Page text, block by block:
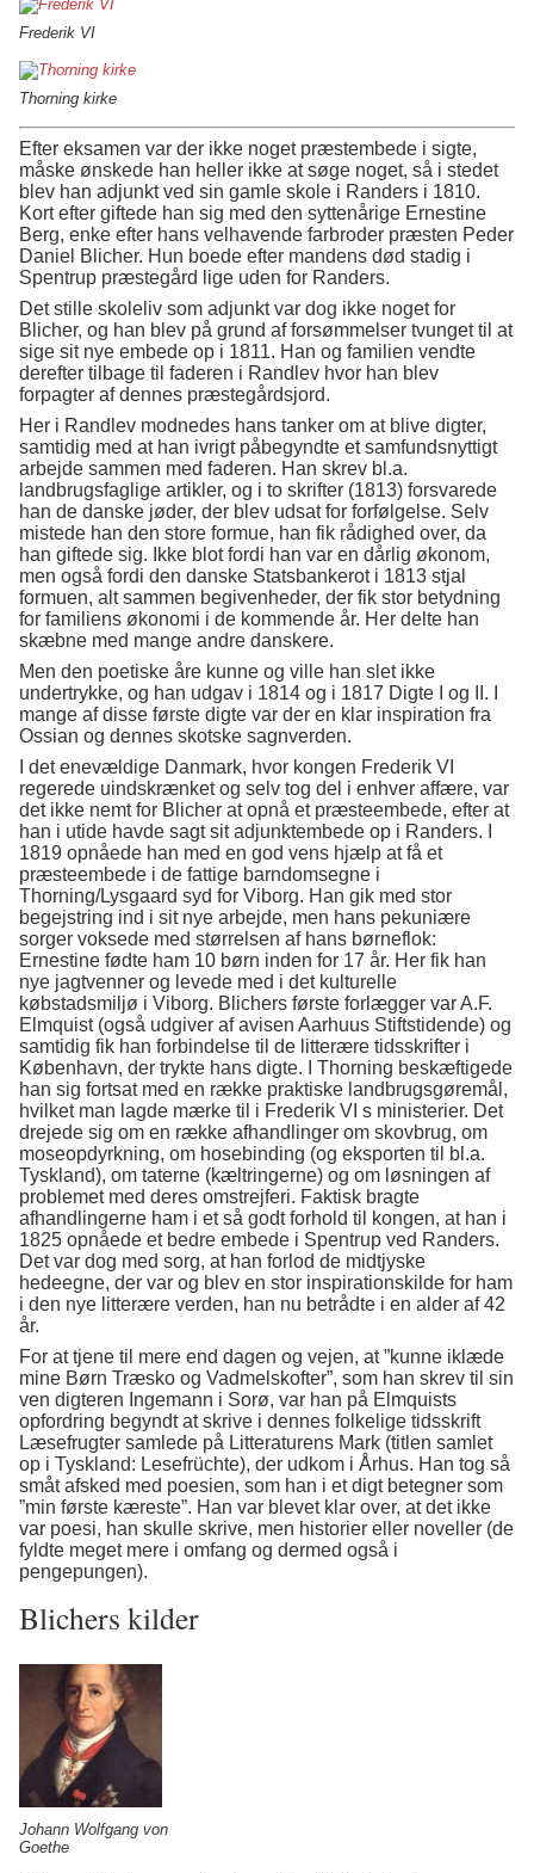
Frederik VI
Thorning kirke
Efter eksamen var der ikke noget præstembede i sigte,
måske ønskede han heller ikke at søge noget, så i stedet
blev han adjunkt ved sin gamle skole i Randers i 1810.
Kort efter giftede han sig med den syttenårige Ernestine
Berg, enke efter hans velhavende farbroder præsten Peder
Daniel Blicher. Hun boede efter mandens død stadig i
Spentrup præstegård lige uden for Randers.
Det stille skoleliv som adjunkt var dog ikke noget for
Blicher, og han blev på grund af forsømmelser tvunget til at
sige sit nye embede op i 1811. Han og familien vendte
derefter tilbage til faderen i Randlev hvor han blev
forpagter af dennes præstegårdsjord.
Her i Randlev modnedes hans tanker om at blive digter,
samtidig med at han ivrigt påbegyndte et samfundsnyttigt
arbejde sammen med faderen. Han skrev bl.a.
landbrugsfaglige artikler, og i to skrifter (1813) forsvarede
han de danske jøder, der blev udsat for forfølgelse. Selv
mistede han den store formue, han fik rådighed over, da
han giftede sig. Ikke blot fordi han var en dårlig økonom,
men også fordi den danske Statsbankerot i 1813 stjal
formuen, alt sammen begivenheder, der fik stor betydning
for familiens økonomi i de kommende år. Her delte han
skæbne med mange andre danskere.
Men den poetiske åre kunne og ville han slet ikke
undertrykke, og han udgav i 1814 og i 1817 Digte I og II. I
mange af disse første digte var der en klar inspiration fra
Ossian og dennes skotske sagnverden.
I det enevældige Danmark, hvor kongen Frederik VI
regerede uindskrænket og selv tog del i enhver affære, var
det ikke nemt for Blicher at opnå et præsteembede, efter at
han i utide havde sagt sit adjunktembede op i Randers. I
1819 opnåede han med en god vens hjælp at få et
præsteembede i de fattige barndomsegne i
Thorning/Lysgaard syd for Viborg. Han gik med stor
begejstring ind i sit nye arbejde, men hans pekuniære
sorger voksede med størrelsen af hans børneflok:
Ernestine fødte ham 10 børn inden for 17 år. Her fik han
nye jagtvenner og levede med i det kulturelle
købstadsmiljø i Viborg. Blichers første forlægger var A.F.
Elmquist (også udgiver af avisen Aarhuus Stiftstidende) og
samtidig fik han forbindelse til de litterære tidsskrifter i
København, der trykte hans digte. I Thorning beskæftigede
han sig fortsat med en række praktiske landbrugsgøremål,
hvilket man lagde mærke til i Frederik VI s ministerier. Det
drejede sig om en række afhandlinger om skovbrug, om
moseopdyrkning, om hosebinding (og eksporten til bl.a.
Tyskland), om taterne (kæltringerne) og om løsningen af
problemet med deres omstrejferi. Faktisk bragte
afhandlingerne ham i et så godt forhold til kongen, at han i
1825 opnåede et bedre embede i Spentrup ved Randers.
Det var dog med sorg, at han forlod de midtjyske
hedeegne, der var og blev en stor inspirationskilde for ham
i den nye litterære verden, han nu betrådte i en alder af 42
år.
For at tjene til mere end dagen og vejen, at ”kunne iklæde
mine Børn Træsko og Vadmelskofter”, som han skrev til sin
ven digteren Ingemann i Sorø, var han på Elmquists
opfordring begyndt at skrive i dennes folkelige tidsskrift
Læsefrugter samlede på Litteraturens Mark (titlen samlet
op i Tyskland: Lesefrüchte), der udkom i Århus. Han tog så
småt afsked med poesien, som han i et digt betegner som
”min første kæreste”. Han var blevet klar over, at det ikke
var poesi, han skulle skrive, men historier eller noveller (de
fyldte meget mere i omfang og dermed også i
pengepungen).
Blichers kilder
Johann Wolfgang von
Goethe